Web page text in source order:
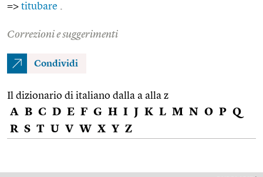
=> titubare
Correzioni e suggerimenti
Condividi
Il dizionario di italiano dalla a alla z
A B C D E F G H I J K L M N O P Q
R S T U V W X Y Z